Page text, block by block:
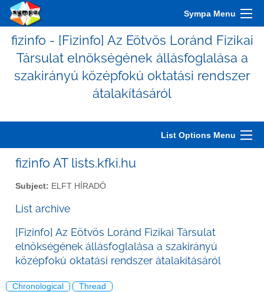
Sympa Menu
fizinfo - [Fizinfo] Az Eötvös Loránd Fizikai
Társulat elnökségének állásfoglalása a
szakirányú középfokú oktatási rendszer
átalakításáról
List Options Menu
fizinfo AT lists.kfki.hu
Subject: ELFT HÍRADÓ
List archive
[Fizinfo] Az Eötvös Loránd Fizikai Társulat
elnökségének állásfoglalása a szakirányú
középfokú oktatási rendszer átalakításáról
Chronological Thread